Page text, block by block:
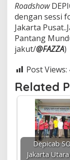
Roadshow
dengan sessi
Jakarta
Pantang
jakut/@FAZZA)
Post Views:
Related
Depicab
Jakarta